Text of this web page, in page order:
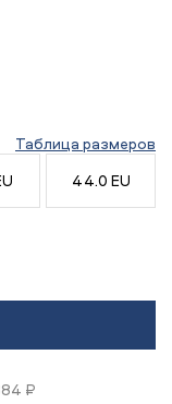
Таблица размеров
44.0 EU
₽